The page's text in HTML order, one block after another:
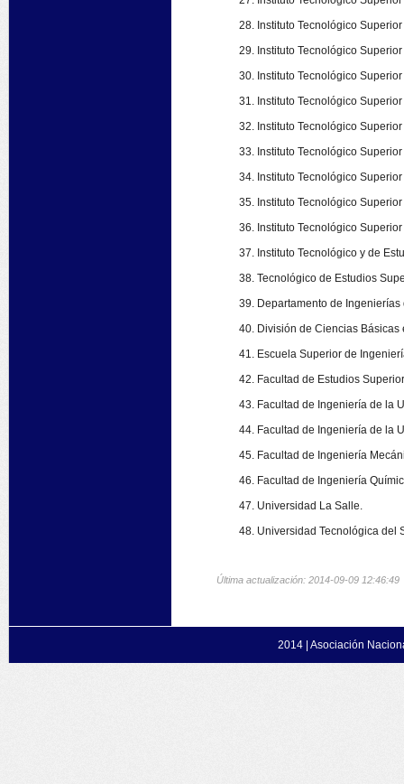
Instituto Tecnológico
Instituto Tecnológico
Instituto Tecnológico
Instituto Tecnológico
Instituto Tecnológico
Instituto Tecnológico
Instituto Tecnológico
Instituto Tecnológico
Instituto Tecnológico
Instituto Tecnológico y de
Tecnológico de Estudios
Departamento de
División de Ciencias
Escuela Superior de
Facultad de Estudios
Facultad de Ingeniería de la
Facultad de Ingeniería de la
Facultad de Ingeniería
Facultad de Ingeniería
Universidad La Salle.
Universidad Tecnológica del
Última actualización: 2014-09-09 12:46:49
2014 | Asociación